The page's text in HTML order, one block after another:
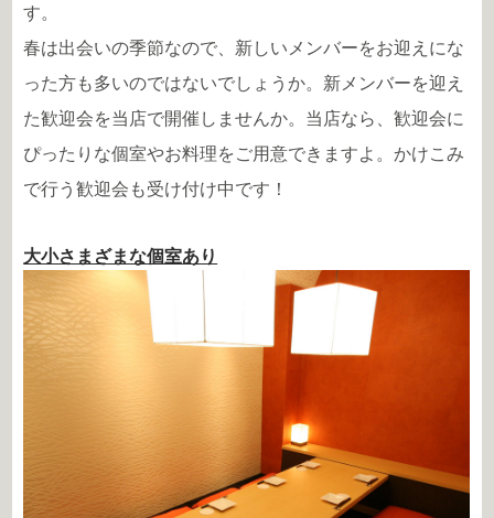
す。
春は出会いの季節なので、新しいメンバーをお迎えにな
った方も多いのではないでしょうか。新メンバーを迎え
た歓迎会を当店で開催しませんか。当店なら、歓迎会に
ぴったりな個室やお料理をご用意できますよ。かけこみ
で行う歓迎会も受け付け中です！
大小さまざまな個室あり